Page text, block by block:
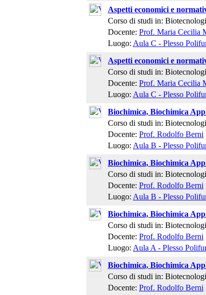
Aspetti economici e
Corso di studi in:
Docente: Prof. Maria Cecilia
Luogo: Aula C - Plesso
Aspetti economici e
Corso di studi in:
Docente: Prof. Maria Cecilia
Luogo: Aula C - Plesso
Biochimica, Biochimica
Corso di studi in:
Docente: Prof. Rodolfo Berni
Luogo: Aula B - Plesso
Biochimica, Biochimica
Corso di studi in:
Docente: Prof. Rodolfo Berni
Luogo: Aula B - Plesso
Biochimica, Biochimica
Corso di studi in:
Docente: Prof. Rodolfo Berni
Luogo: Aula A - Plesso
Biochimica, Biochimica
Corso di studi in:
Docente: Prof. Rodolfo Berni